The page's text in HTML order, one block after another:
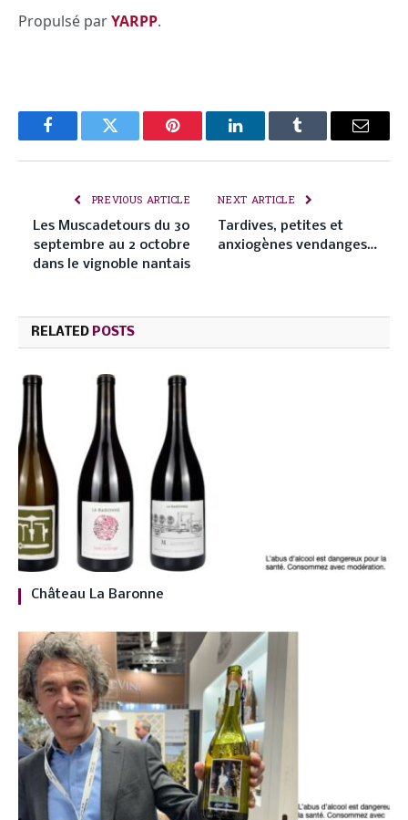
Propulsé parYARPP.
FacebookTwitter Pinterest LinkedInTumblr Email
PREVIOUS ARTICLE
Les Muscadetours du 30
septembre au 2 octobre
dans le vignoble nantais
NEXT ARTICLE
Tardives, petites et
anxiogènes vendanges…
RELATED POSTS
Château La Baronne